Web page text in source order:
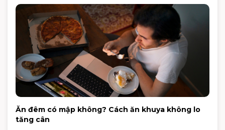
Ăn đêm có mập không? Cách ăn khuya không lo
tăng cân